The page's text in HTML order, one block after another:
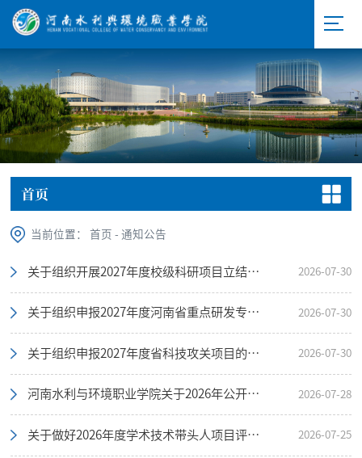
首页
当前位置： 首页 -通知公告
关于组织开展2027年度校级科研项目立结项工作的通知 2026-07-30
关于组织申报2027年度河南省重点研发专项的通知 2026-07-30
关于组织申报2027年度省科技攻关项目的通知 2026-07-30
河南水利与环境职业学院关于2026年公开招聘（联考）体检通知 2026-07-28
关于做好2026年度学术技术带头人项目评审工作的通知 2026-07-25